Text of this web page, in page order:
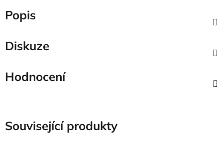
Popis
Diskuze
Hodnocení
Související produkty